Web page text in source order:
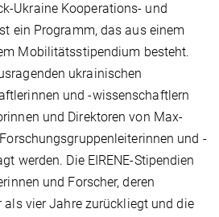
Ukraine Kooperations- und
ein Programm, das aus einem
Mobilitätsstipendium besteht.
ukrainischen
und -wissenschaftlern
und Direktoren von Max-
und -
werden. Die EIRENE-Stipendien
und Forscher, deren
vier Jahre zurückliegt und die